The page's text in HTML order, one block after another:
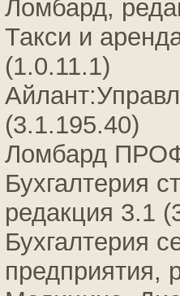
Ломбард,
Такси и
(1.0.11.1)
(3.1.195.40)
Ломбард
Бухгалтерия
редакция 3.1
Бухгалтерия
предприятия,